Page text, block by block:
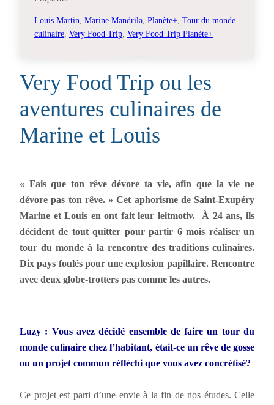
Louis Martin Marine Mandrila Planète+ Tour du monde
culinaire Very Food Trip Very Food Trip Planète+
Very Food Trip ou les
aventures culinaires de
Marine et Louis
« Fais que ton rêve dévore ta vie, afin que la vie ne
dévore pas ton rêve. » Cet aphorisme de Saint-Exupéry
Marine et Louis en ont fait leur leitmotiv. À 24 ans, ils
décident de tout quitter pour partir 6 mois réaliser un
tour du monde à la rencontre des traditions culinaires.
Dix pays foulés pour une explosion papillaire. Rencontre
avec deux globe-trotters pas comme les autres.
Luzy : Vous avez décidé ensemble de faire un tour du
monde culinaire chez l’habitant, était-ce un rêve de gosse
ou un projet commun réfléchi que vous avez concrétisé?
Ce projet est parti d’une envie à la fin de nos études. Celle